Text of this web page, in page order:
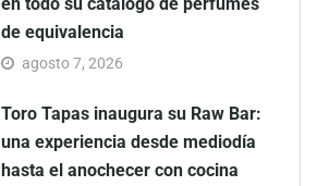
de equivalencia
agosto 7, 2026
Toro Tapas inaugura su Raw Bar:
una experiencia desde mediodía
hasta el anochecer con cocina